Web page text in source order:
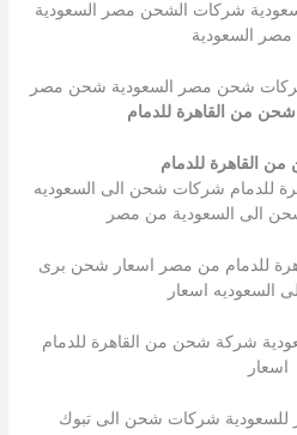
شركات الشحن مصر السعودية
مصر السعودية
شحن مصر السعودية شحن مصر
من القاهرة للدمام
القاهرة للدمام
للدمام شركات شحن الى السعوديه
الى السعودية من مصر
للدمام من مصر اسعار شحن برى
السعوديه اسعار
شركة شحن من القاهرة للدمام
اسعار
شركات شحن الى تبوك